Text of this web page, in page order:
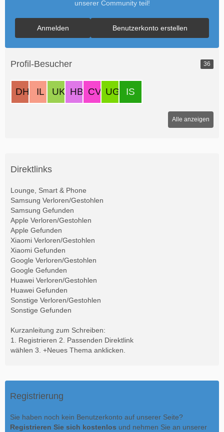
unserer Community teil!
Benutzerkonto erstellen
Anmelden
Profil-Besucher 36
Alle anzeigen
Direktlinks
Lounge, Smart & Phone
Samsung Verloren/Gestohlen
Samsung Gefunden
Apple Verloren/Gestohlen
Apple Gefunden
Xiaomi Verloren/Gestohlen
Xiaomi Gefunden
Google Verloren/Gestohlen
Google Gefunden
Huawei Verloren/Gestohlen
Huawei Gefunden
Sonstige Verloren/Gestohlen
Sonstige Gefunden
Kurzanleitung zum Schreiben:
1. Registrieren 2. Passenden Direktlink
wählen 3. +Neues Thema anklicken.
Registrierung
Sie haben noch kein Benutzerkonto auf unserer Seite?
Registrieren Sie sich kostenlos und nehmen Sie an unserer